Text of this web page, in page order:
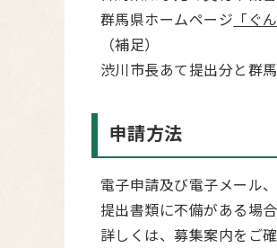
群馬県ホームページ 「ぐ
（補足）
渋川市長あて提出分と群
申請方法
電子申請及び電子メール
提出書類に不備がある場
詳しくは、募集案内をご